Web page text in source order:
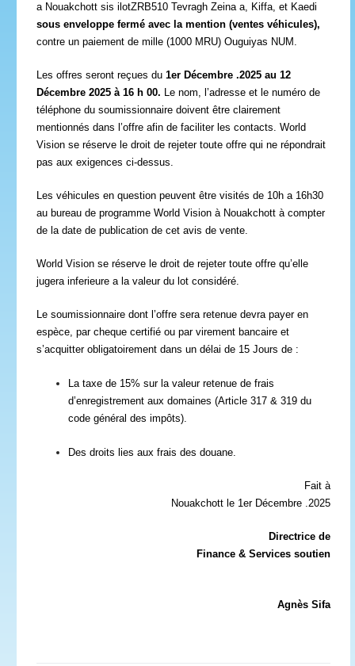
a Nouakchott sis ilotZRB510 Tevragh Zeina a, Kiffa, et Kaedi
sous enveloppe fermé avec la mention (ventes véhicules),
contre un paiement de mille (1000 MRU) Ouguiyas NUM.
Les offres seront reçues du 1er Décembre .2025 au 12
Décembre 2025 à 16 h 00. Le nom, l’adresse et le numéro de
téléphone du soumissionnaire doivent être clairement
mentionnés dans l’offre afin de faciliter les contacts. World
Vision se réserve le droit de rejeter toute offre qui ne répondrait
pas aux exigences ci-dessus.
Les véhicules en question peuvent être visités de 10h a 16h30
au bureau de programme World Vision à Nouakchott à compter
de la date de publication de cet avis de vente.
World Vision se réserve le droit de rejeter toute offre qu’elle
jugera inferieure a la valeur du lot considéré.
Le soumissionnaire dont l’offre sera retenue devra payer en
espèce, par cheque certifié ou par virement bancaire et
s’acquitter obligatoirement dans un délai de 15 Jours de :
La taxe de 15% sur la valeur retenue de frais
d’enregistrement aux domaines (Article 317 & 319 du
code général des impôts).
Des droits lies aux frais des douane.
Fait à
Nouakchott le 1er Décembre .2025
Directrice de
Finance & Services soutien
Agnès Sifa